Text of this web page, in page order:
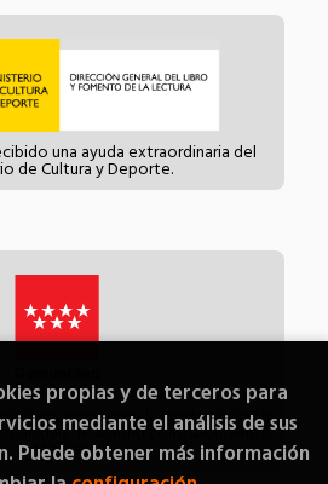
una ayuda extraordinaria del
de Cultura y Deporte.
una ayuda para la modernización
de Madrid correspondiente
al año 2021.
propias y de terceros para
mediante el análisis de sus
Puede obtener más información